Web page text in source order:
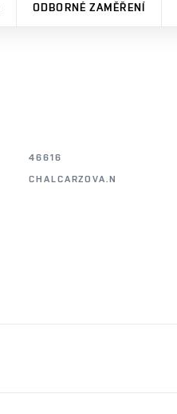
ODBORNÉ ZAMĚŘENÍ
46616
CHALCARZOVA.N